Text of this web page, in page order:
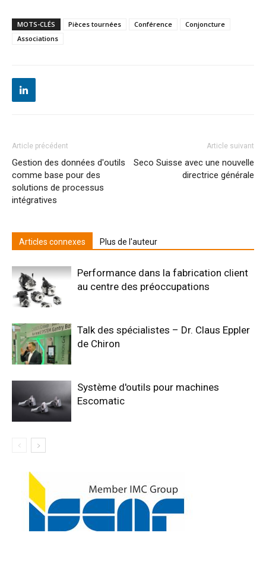
MOTS-CLÉS Pièces tournées Conférence
Conjoncture
Associations
Article précédent
Gestion des données d'outils
comme base pour des
solutions de processus
intégratives
Article suivant
Seco Suisse avec une nouvelle
directrice générale
Articles connexes Plus de l'auteur
Performance dans la fabrication client
au centre des préoccupations
Talk des spécialistes – Dr. Claus Eppler
de Chiron
Système d'outils pour machines
Escomatic